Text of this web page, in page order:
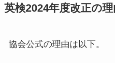
英検2024年度改正の理
協会公式の理由は以下。